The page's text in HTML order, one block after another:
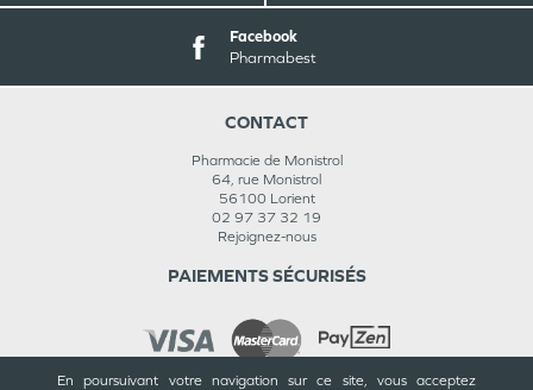
En poursuivant votre navigation sur ce site, vous acceptez
Facebook
Pharmabest
CONTACT
Pharmacie de Monistrol
64, rue Monistrol
56100 Lorient
02 97 37 32 19
Rejoignez-nous
PAIEMENTS SÉCURISÉS